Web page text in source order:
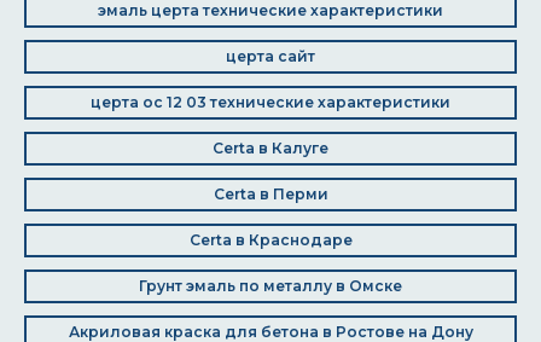
эмаль церта технические характеристики
церта сайт
церта ос 12 03 технические характеристики
Certa в Калуге
Certa в Перми
Certa в Краснодаре
Грунт эмаль по металлу в Омске
Акриловая краска для бетона в Ростове на Дону